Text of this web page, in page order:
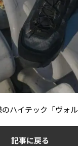
ハイテック「ヴォ
記事に戻る